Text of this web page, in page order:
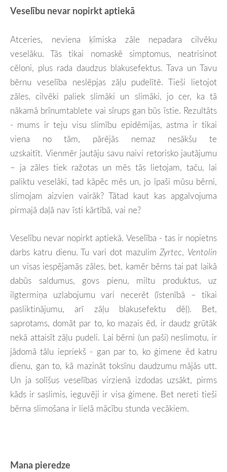
Veselību nevar nopirkt aptiekā
Atceries, neviena ķīmiska zāle nepadara cilvēku
veselāku. Tās tikai nomaskē simptomus, neatrisinot
cēloni, plus rada daudzus blakusefektus. Tava un Tavu
bērnu veselība neslēpjas zāļu pudelītē. Tieši lietojot
zāles, cilvēki paliek slimāki un slimāki, jo cer, ka tā
nākamā brīnumtablete vai sīrups gan būs īstie. Rezultāts
- mums ir teju visu slimību epidēmijas, astma ir tikai
viena no tām, pārējās nemaz nesākšu te
uzskaitīt. Vienmēr jautāju savu naivi retorisko jautājumu
– ja zāles tiek ražotas un mēs tās lietojam, taču, lai
paliktu veselāki, tad kāpēc mēs un, jo īpaši mūsu bērni,
slimojam aizvien vairāk? Tātad kaut kas apgalvojuma
pirmajā daļā nav īsti kārtībā, vai ne?
Veselību nevar nopirkt aptiekā. Veselība - tas ir nopietns
darbs katru dienu. Tu vari dot mazulimZyrtec, Ventolin
un visas iespējamās zāles, bet, kamēr bērns tai pat laikā
dabūs saldumus, govs pienu, miltu produktus, uz
ilgtermiņa uzlabojumu vari necerēt (īstenībā – tikai
pasliktinājumu, arī zāļu blakusefektu dēļ). Bet,
saprotams, domāt par to, ko mazais ēd, ir daudz grūtāk
nekā attaisīt zāļu pudeli. Lai bērni (un paši) neslimotu, ir
jādomā tālu iepriekš - gan par to, ko ģimene ēd katru
dienu, gan to, kā mazināt toksīnu daudzumu mājās utt.
Un ja solīšus veselības virzienā izdodas uzsākt, pirms
kāds ir saslimis, ieguvēji ir visa ģimene. Bet nereti tieši
bērna slimošana ir lielā mācību stunda vecākiem.
Mana pieredze